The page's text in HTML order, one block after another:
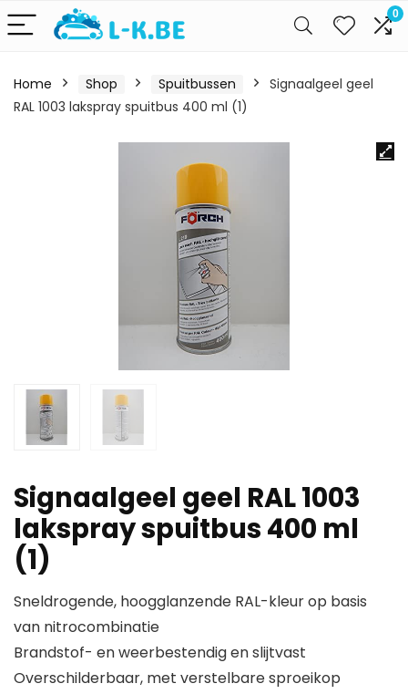
0
Home Shop Spuitbussen
Signaalgeel geel
RAL 1003 lakspray spuitbus 400 ml (1)
Signaalgeel geel RAL 1003
lakspray spuitbus 400 ml
(1)
Sneldrogende, hoogglanzende RAL-kleur op basis
van nitrocombinatie
Brandstof- en weerbestendig en slijtvast
Overschilderbaar, met verstelbare sproeikop